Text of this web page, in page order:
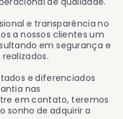
e transparência no
a nossos clientes um
em segurança e
e diferenciados
nas
em contato, teremos
sonho de adquirir a